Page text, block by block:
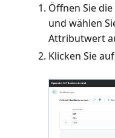
Öffnen Sie die
und wählen
Attributwert
Klicken Sie